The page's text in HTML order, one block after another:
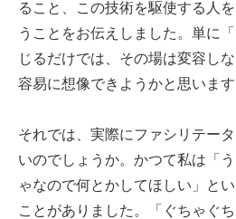
ること、この技術を駆使する人
うことをお伝えしました。単に
じるだけでは、その場は変容し
容易に想像できようかと思います
それでは、実際にファシリテー
いのでしょうか。かつて私は「
ゃなので何とかしてほしい」と
ことがありました。「ぐちゃぐ